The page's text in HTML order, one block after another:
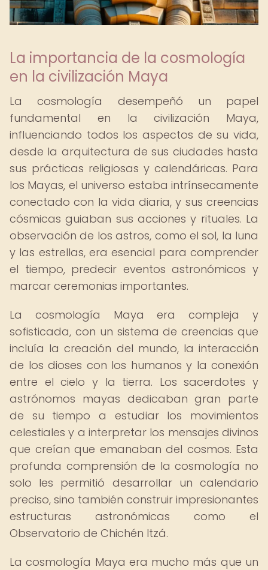
La importancia de la cosmología
en la civilización Maya
La cosmología desempeñó un papel
fundamental en la civilización Maya,
influenciando todos los aspectos de su vida,
desde la arquitectura de sus ciudades hasta
sus prácticas religiosas y calendáricas. Para
los Mayas, el universo estaba intrínsecamente
conectado con la vida diaria, y sus creencias
cósmicas guiaban sus acciones y rituales. La
observación de los astros, como el sol, la luna
y las estrellas, era esencial para comprender
el tiempo, predecir eventos astronómicos y
marcar ceremonias importantes.
La cosmología Maya era compleja y
sofisticada, con un sistema de creencias que
incluía la creación del mundo, la interacción
de los dioses con los humanos y la conexión
entre el cielo y la tierra. Los sacerdotes y
astrónomos mayas dedicaban gran parte
de su tiempo a estudiar los movimientos
celestiales y a interpretar los mensajes divinos
que creían que emanaban del cosmos. Esta
profunda comprensión de la cosmología no
solo les permitió desarrollar un calendario
preciso, sino también construir impresionantes
estructuras astronómicas como el
Observatorio de Chichén Itzá.
La cosmología Maya era mucho más que un